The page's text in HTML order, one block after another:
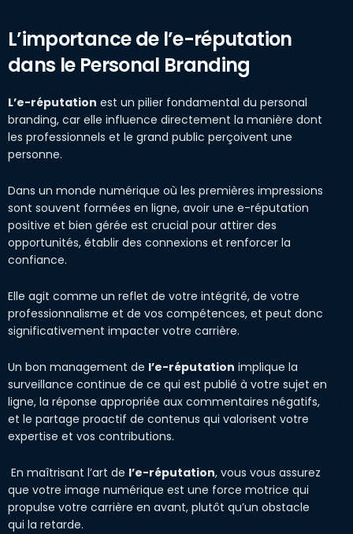
L’importance de l’e-réputation
dans le Personal Branding
L’e-réputation est un pilier fondamental du personal
branding, car elle influence directement la manière dont
les professionnels et le grand public perçoivent une
personne.
Dans un monde numérique où les premières impressions
sont souvent formées en ligne, avoir une e-réputation
positive et bien gérée est crucial pour attirer des
opportunités, établir des connexions et renforcer la
confiance.
Elle agit comme un reflet de votre intégrité, de votre
professionnalisme et de vos compétences, et peut donc
significativement impacter votre carrière.
Un bon management de l’e-réputation implique la
surveillance continue de ce qui est publié à votre sujet en
ligne, la réponse appropriée aux commentaires négatifs,
et le partage proactif de contenus qui valorisent votre
expertise et vos contributions.
En maîtrisant l’art de l’e-réputation, vous vous assurez
que votre image numérique est une force motrice qui
propulse votre carrière en avant, plutôt qu’un obstacle
qui la retarde.